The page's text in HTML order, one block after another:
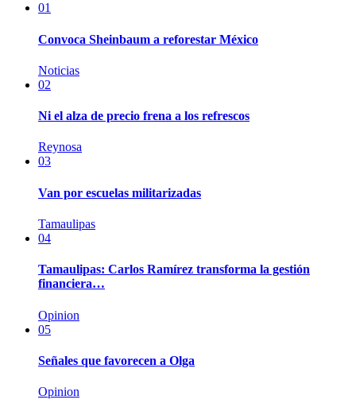
01
Convoca Sheinbaum a reforestar México
Noticias
02
Ni el alza de precio frena a los refrescos
Reynosa
03
Van por escuelas militarizadas
Tamaulipas
04
Tamaulipas: Carlos Ramírez transforma la gestión
financiera…
Opinion
05
Señales que favorecen a Olga
Opinion